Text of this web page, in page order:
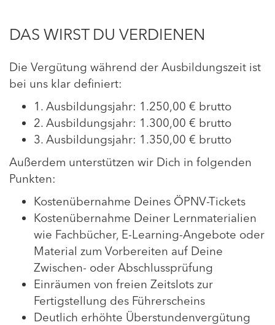
DAS WIRST DU VERDIENEN
Die Vergütung während der Ausbildungszeit ist
bei uns klar definiert:
1. Ausbildungsjahr: 1.250,00 € brutto
2. Ausbildungsjahr: 1.300,00 € brutto
3. Ausbildungsjahr: 1.350,00 € brutto
Außerdem unterstützen wir Dich in folgenden
Punkten:
Kostenübernahme Deines ÖPNV-Tickets
Kostenübernahme Deiner Lernmaterialien
wie Fachbücher, E-Learning-Angebote oder
Material zum Vorbereiten auf Deine
Zwischen- oder Abschlussprüfung
Einräumen von freien Zeitslots zur
Fertigstellung des Führerscheins
Deutlich erhöhte Überstundenvergütung